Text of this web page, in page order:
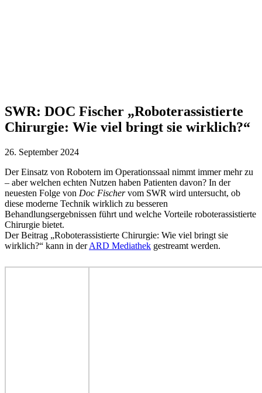
SWR: DOC Fischer „Roboterassistierte
Chirurgie: Wie viel bringt sie wirklich?“
26. September 2024
Der Einsatz von Robotern im Operationssaal nimmt immer mehr zu
– aber welchen echten Nutzen haben Patienten davon? In der
neuesten Folge von Doc Fischervom SWR wird untersucht, ob
diese moderne Technik wirklich zu besseren
Behandlungsergebnissen führt und welche Vorteile roboterassistierte
Chirurgie bietet.
Der Beitrag „Roboterassistierte Chirurgie: Wie viel bringt sie
wirklich?“ kann in derARD Mediathek gestreamt werden.